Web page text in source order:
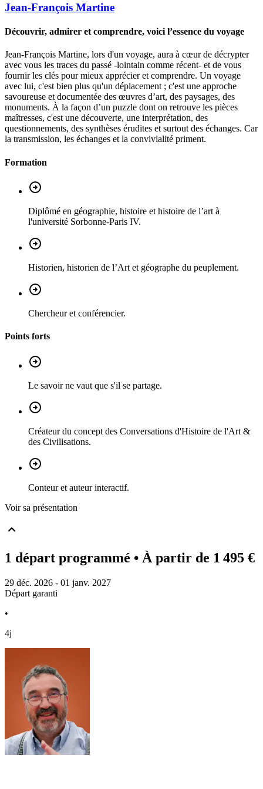
Jean-François Martine
Découvrir, admirer et comprendre, voici l’essence du voyage
Jean-François Martine, lors d'un voyage, aura à cœur de décrypter
avec vous les traces du passé -lointain comme récent- et de vous
fournir les clés pour mieux apprécier et comprendre. Un voyage
avec lui, c'est bien plus qu'un déplacement ; c'est une approche
savoureuse et documentée des œuvres d’art, des paysages, des
monuments. À la façon d’un puzzle dont on retrouve les pièces
maîtresses, c'est une découverte, une interprétation, des
questionnements, des synthèses érudites et surtout des échanges. Car
la transmission, les échanges et la convivialité priment.
Formation
Diplômé en géographie, histoire et histoire de l’art à
l'université Sorbonne-Paris IV.
Historien, historien de l’Art et géographe du peuplement.
Chercheur et conférencier.
Points forts
Le savoir ne vaut que s'il se partage.
Créateur du concept des Conversations d'Histoire de l'Art &
des Civilisations.
Conteur et auteur interactif.
Voir sa présentation
1 départ programmé • À partir de 1 495 €
29 déc. 2026 - 01 janv. 2027
Départ garanti
•
4j